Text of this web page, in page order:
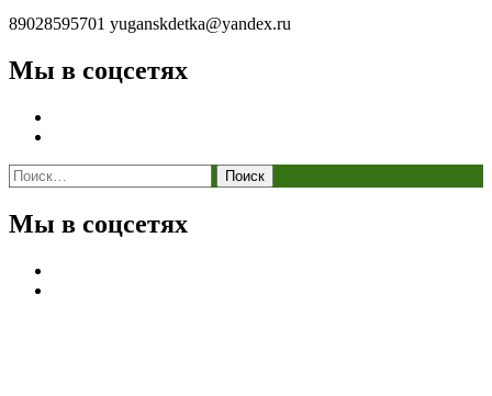
89028595701 yuganskdetka@yandex.ru
Мы в соцсетях
Найти:
Мы в соцсетях